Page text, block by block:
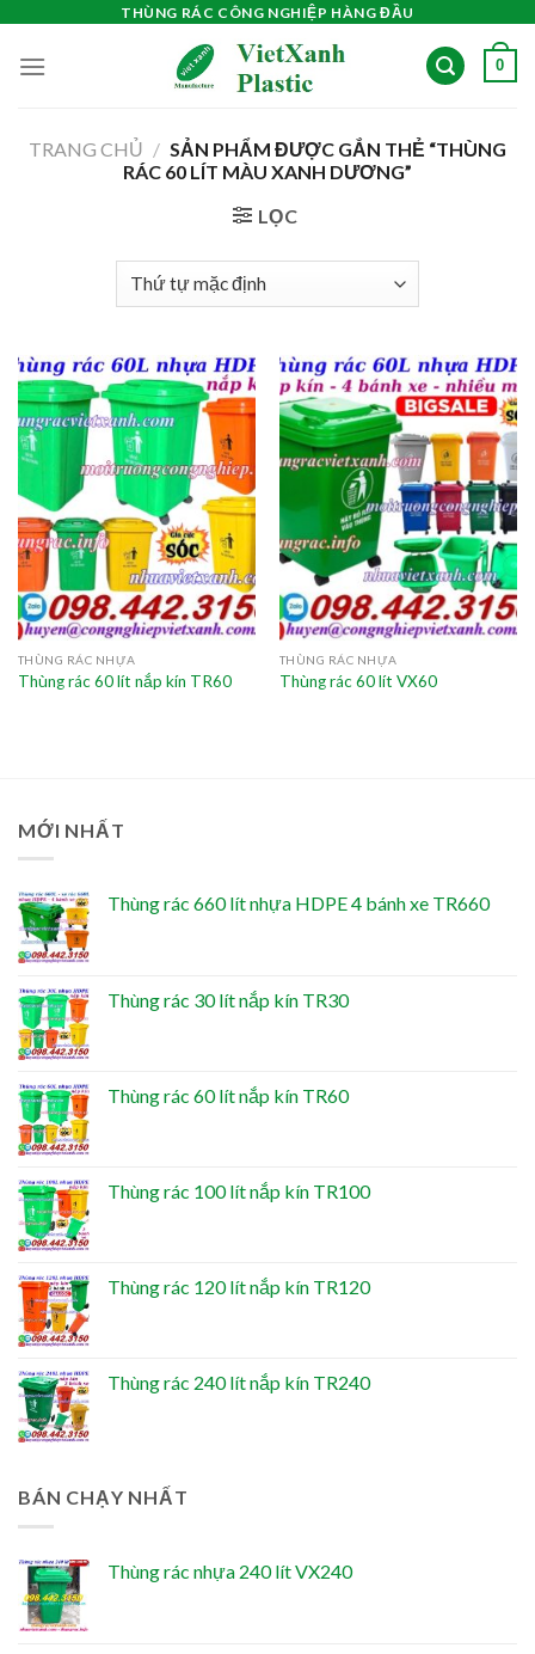
content
THÙNG RÁC CÔNG NGHIỆP HÀNG ĐẦU
0
TRANG CHỦ / SẢN PHẨM ĐƯỢC GẮN THẺ “THÙNG
RÁC 60 LÍT MÀU XANH DƯƠNG”
LỌC
THÙNG RÁC NHỰA
Thùng rác 60 lít nắp kín TR60
THÙNG RÁC NHỰA
Thùng rác 60 lít VX60
MỚI NHẤT
Thùng rác 660 lít nhựa HDPE 4 bánh xe TR660
Thùng rác 30 lít nắp kín TR30
Thùng rác 60 lít nắp kín TR60
Thùng rác 100 lít nắp kín TR100
Thùng rác 120 lít nắp kín TR120
Thùng rác 240 lít nắp kín TR240
BÁN CHẠY NHẤT
Thùng rác nhựa 240 lít VX240